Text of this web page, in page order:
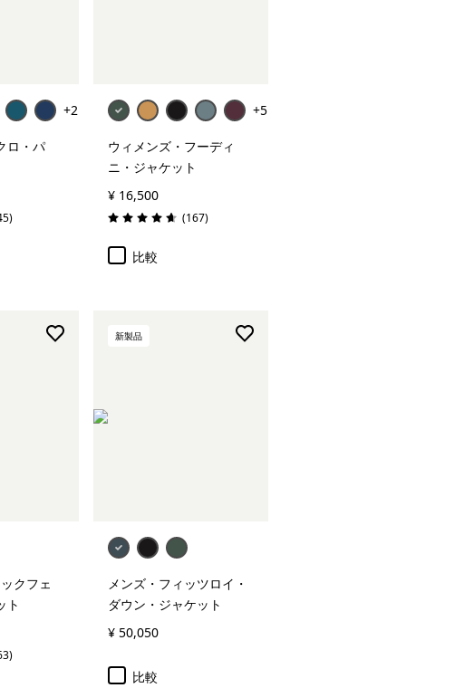
+2
ロ・パ
レビュー
)
+5
ウィメンズ・フーディ
ニ・ジャケット
¥ 16,500
評価: 4.7 / 5 (167レビュー
)
比較
クフェ
ト
レビュー
)
新製品
メンズ・フィッツロイ・
ダウン・ジャケット
¥ 50,050
比較